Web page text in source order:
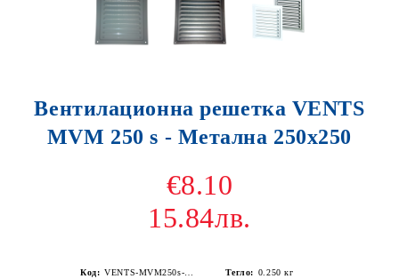
Вентилационна решетка VENTS
MVM 250 s - Метална 250х250
€8.10
15.84лв.
Код: Тегло: 0.250 кг